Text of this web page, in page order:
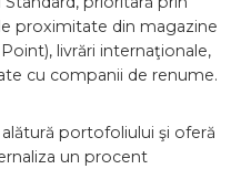
proximitate din magazine
livrări internaţionale,
cu companii de renume.
portofoliului şi oferă
un procent